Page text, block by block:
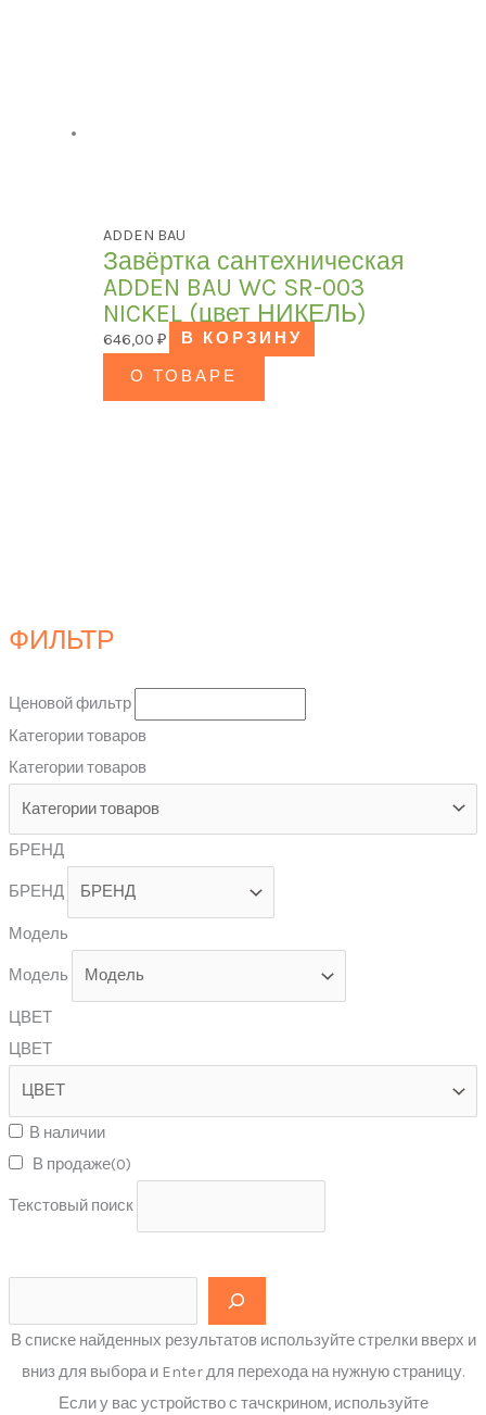
ФИЛЬТР
Ценовой фильтр
Категории товаров
Категории товаров
БРЕНД
БРЕНД
Модель
Модель
ЦВЕТ
ЦВЕТ
В наличии
В продаже(0)
Текстовый поиск
В списке найденных результатов используйте стрелки вверх и
вниз для выбора и Enter для перехода на нужную страницу.
Если у вас устройство с тачскрином, используйте
ADDEN BAU
Завёртка сантехническая
ADDEN BAU WC SR-003
NICKEL (цвет НИКЕЛЬ)
646,00₽
В КОРЗИНУ
О ТОВАРЕ